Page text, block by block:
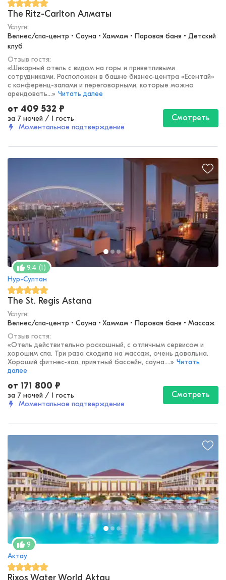
The Ritz-Carlton Алматы
Услуги:
Велнес/спа-центр • Сауна • Хаммам • Паровая баня • Детский
клуб
Отзыв гостя:
«Шикарный отель с видом на горы и приветливыми
сотрудниками. Расположен в башне бизнес-центра «Есентай»
с конференц-залами и переговорными, которые можно
арендовать...» Читать далее
от 409 532 ₽
за 7 ночей / 1 гость
Моментальное подтверждение
Смотреть
9.4 (1)
Нур-Султан
The St. Regis Astana
Услуги:
Велнес/спа-центр • Сауна • Хаммам • Паровая баня • Массаж
Отзыв гостя:
«Отель действительно роскошный, с отличным сервисом и
хорошим спа. Три раза сходила на массаж, очень довольна.
Хороший фитнес-зал, приятный бассейн, сауна....» Читать
далее
от 171 800 ₽
за 7 ночей / 1 гость
Моментальное подтверждение
Смотреть
9
Актау
Rixos Water World Aktau